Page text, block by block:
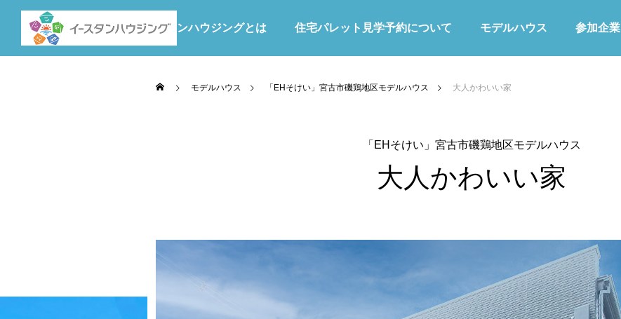
イースタンハウジングとは 住宅パレット見学予約について モデルハウス 参加企業
モデルハウス 「EHそけい」宮古市磯鶏地区モデルハウス 大人かわいい家
「EHそけい」宮古市磯鶏地区モデルハウス
大人かわいい家